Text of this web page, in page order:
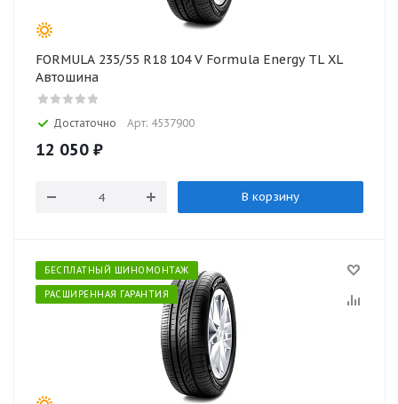
FORMULA 235/55 R18 104 V Formula Energy TL XL
Автошина
Достаточно Арт: 4537900
12 050 ₽
В корзину
БЕСПЛАТНЫЙ ШИНОМОНТАЖ
РАСШИРЕННАЯ ГАРАНТИЯ